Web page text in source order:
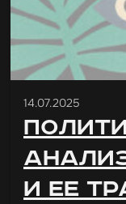
14.07.2025
и ее